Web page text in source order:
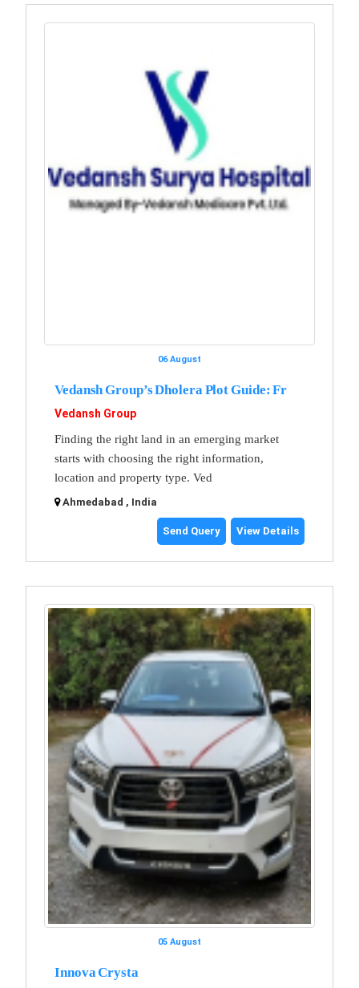
06 August
Vedansh Group’s Dholera Plot Guide: Fr
Vedansh Group
Finding the right land in an emerging market
starts with choosing the right information,
location and property type. Ved
Ahmedabad , India
Send Query View Details
05 August
Innova Crysta